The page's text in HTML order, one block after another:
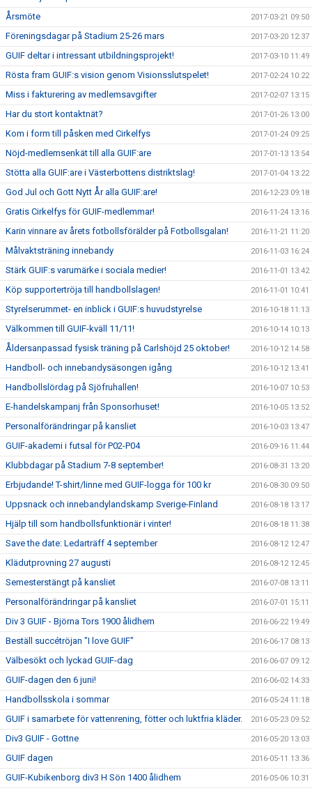
Årsmöte 2017-03-21 09:50
Föreningsdagar på Stadium 25-26 mars 2017-03-20 12:37
GUIF deltar i intressant utbildningsprojekt! 2017-03-10 11:49
Rösta fram GUIF:s vision genom Visionsslutspelet! 2017-02-24 10:22
Miss i fakturering av medlemsavgifter 2017-02-07 13:15
Har du stort kontaktnät? 2017-01-26 13:00
Kom i form till påsken med Cirkelfys 2017-01-24 09:25
Nöjd-medlemsenkät till alla GUIF:are 2017-01-13 13:54
Stötta alla GUIF:are i Västerbottens distriktslag! 2017-01-04 13:22
God Jul och Gott Nytt År alla GUIF:are! 2016-12-23 09:18
Gratis Cirkelfys för GUIF-medlemmar! 2016-11-24 13:16
Karin vinnare av årets fotbollsförälder på Fotbollsgalan! 2016-11-21 11:20
Målvaktsträning innebandy 2016-11-03 16:24
Stärk GUIF:s varumärke i sociala medier! 2016-11-01 13:42
Köp supportertröja till handbollslagen! 2016-11-01 10:41
Styrelserummet- en inblick i GUIF:s huvudstyrelse 2016-10-18 11:13
Välkommen till GUIF-kväll 11/11! 2016-10-14 10:13
Åldersanpassad fysisk träning på Carlshöjd 25 oktober! 2016-10-12 14:58
Handboll- och innebandysäsongen igång 2016-10-12 13:41
Handbollslördag på Sjöfruhallen! 2016-10-07 10:53
E-handelskampanj från Sponsorhuset! 2016-10-05 13:52
Personalförändringar på kansliet 2016-10-03 13:47
GUIF-akademi i futsal för P02-P04 2016-09-16 11:44
Klubbdagar på Stadium 7-8 september! 2016-08-31 13:20
Erbjudande! T-shirt/linne med GUIF-logga för 100 kr 2016-08-30 09:50
Uppsnack och innebandylandskamp Sverige-Finland 2016-08-18 13:17
Hjälp till som handbollsfunktionär i vinter! 2016-08-18 11:38
Save the date: Ledarträff 4 september 2016-08-12 12:47
Klädutprovning 27 augusti 2016-08-12 12:45
Semesterstängt på kansliet 2016-07-08 13:11
Personalförändringar på kansliet 2016-07-01 15:11
Div 3 GUIF - Björna Tors 1900 ålidhem 2016-06-22 19:49
Beställ succétröjan "I love GUIF" 2016-06-17 08:13
Välbesökt och lyckad GUIF-dag 2016-06-07 09:12
GUIF-dagen den 6 juni! 2016-06-02 14:33
Handbollsskola i sommar 2016-05-24 11:18
GUIF i samarbete för vattenrening, fötter och luktfria kläder. 2016-05-23 09:52
Div3 GUIF - Gottne 2016-05-20 13:03
GUIF dagen 2016-05-11 13:36
GUIF-Kubikenborg div3 H Sön 1400 ålidhem 2016-05-06 10:31